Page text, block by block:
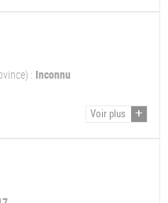
: Inconnu
Voir plus